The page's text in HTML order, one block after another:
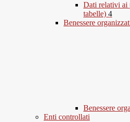
Dati relativi ai
tabelle) 4
Benessere
Benessere
Enti controllati